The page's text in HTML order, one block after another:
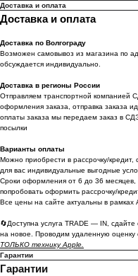
Доставка и оплата
Доставка и оплата
Доставка по Волгограду
Возможен самовывоз из магазина по
обсуждается индивидуально.
Доставка в регионы России
Отправляем транспортной компанией
оформления заказа, отправка заказа
оплаты заказа мы передаем заказ в
посылки
Варианты оплаты
Можно приoбрести в рассрочку/
для вас индивидуальные выгодные
Сроки оформления от 6 до 36
попробовать оформить рассрочку/
Все цены на сайте актуальны в
🔄Доступна услуга TRADE — IN, сдайте
на новое. Проводим удаленную оценку
ТОЛЬКО технику Apple.
Гарантии
Гарантии